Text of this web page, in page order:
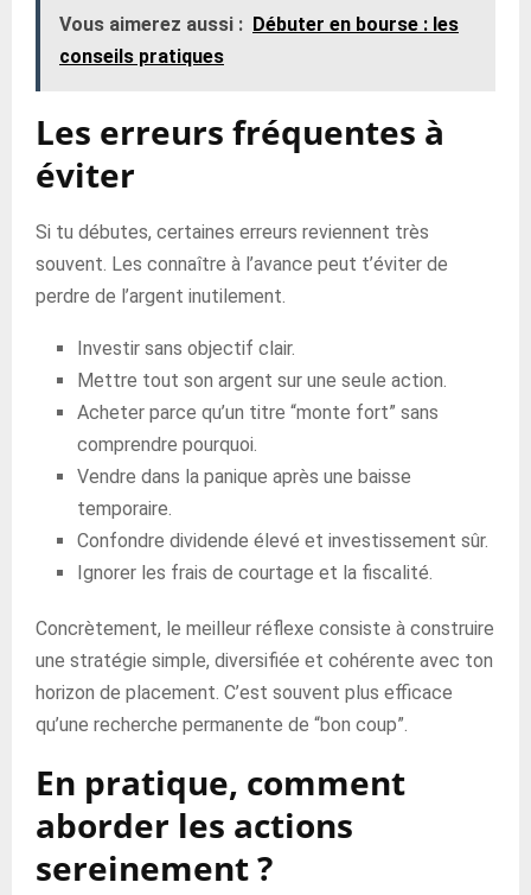
Vous aimerez aussi : Débuter en bourse : les
conseils pratiques
Les erreurs fréquentes à
éviter
Si tu débutes, certaines erreurs reviennent très
souvent. Les connaître à l’avance peut t’éviter de
perdre de l’argent inutilement.
Investir sans objectif clair.
Mettre tout son argent sur une seule action.
Acheter parce qu’un titre “monte fort” sans
comprendre pourquoi.
Vendre dans la panique après une baisse
temporaire.
Confondre dividende élevé et investissement sûr.
Ignorer les frais de courtage et la fiscalité.
Concrètement, le meilleur réflexe consiste à construire
une stratégie simple, diversifiée et cohérente avec ton
horizon de placement. C’est souvent plus efficace
qu’une recherche permanente de “bon coup”.
En pratique, comment
aborder les actions
sereinement ?